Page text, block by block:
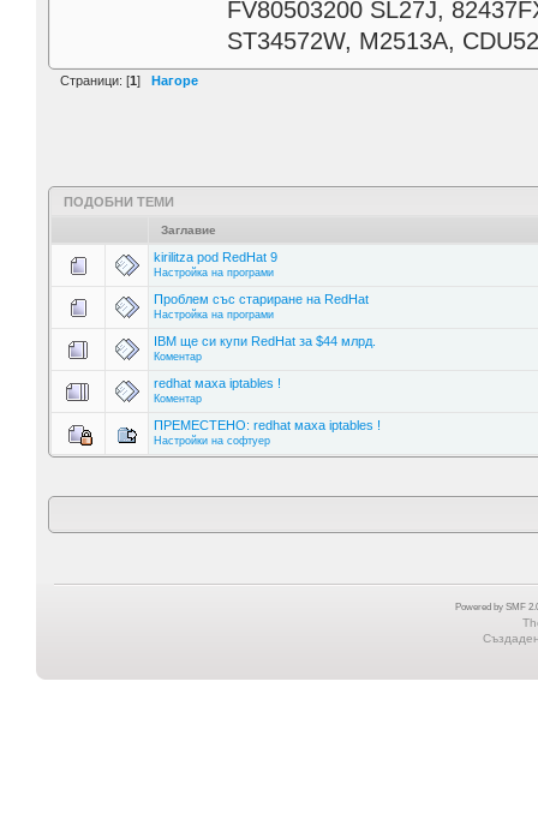
FV80503200 SL27J,
ST34572W, M2513A,
Страници: [1] Нагоре
ПОДОБНИ ТЕМИ
Заглавие
kirilitza pod RedHat 9
Настройка на програми
Проблем със стариране на RedHat
Настройка на програми
IBM ще си купи RedHat за $44 млрд.
Коментар
redhat маха iptables !
Коментар
ПРЕМЕСТЕНО: redhat маха iptables !
Настройки на софтуер
Powered by SMF